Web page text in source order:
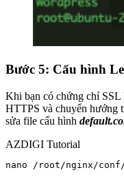
Bước 5: Cấu hình
Khi bạn có chứng chỉ SSL
HTTPS và chuyển hướng
sửa file cấu hình
AZDIGI Tutorial
nano /root/nginx/